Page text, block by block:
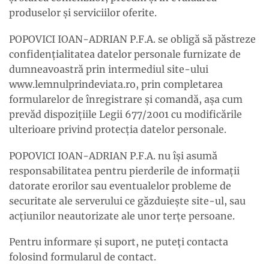
produselor şi serviciilor oferite.
POPOVICI IOAN-ADRIAN P.F.A. se obligă să păstreze
confidenţialitatea datelor personale furnizate de
dumneavoastră prin intermediul site-ului
www.lemnulprindeviata.ro, prin completarea
formularelor de înregistrare şi comandă, aşa cum
prevăd dispoziţiile Legii 677/2001 cu modificările
ulterioare privind protecţia datelor personale.
POPOVICI IOAN-ADRIAN P.F.A. nu îşi asumă
responsabilitatea pentru pierderile de informaţii
datorate erorilor sau eventualelor probleme de
securitate ale serverului ce găzduieşte site-ul, sau
acţiunilor neautorizate ale unor terţe persoane.
Pentru informare şi suport, ne puteţi contacta
folosind formularul de contact.